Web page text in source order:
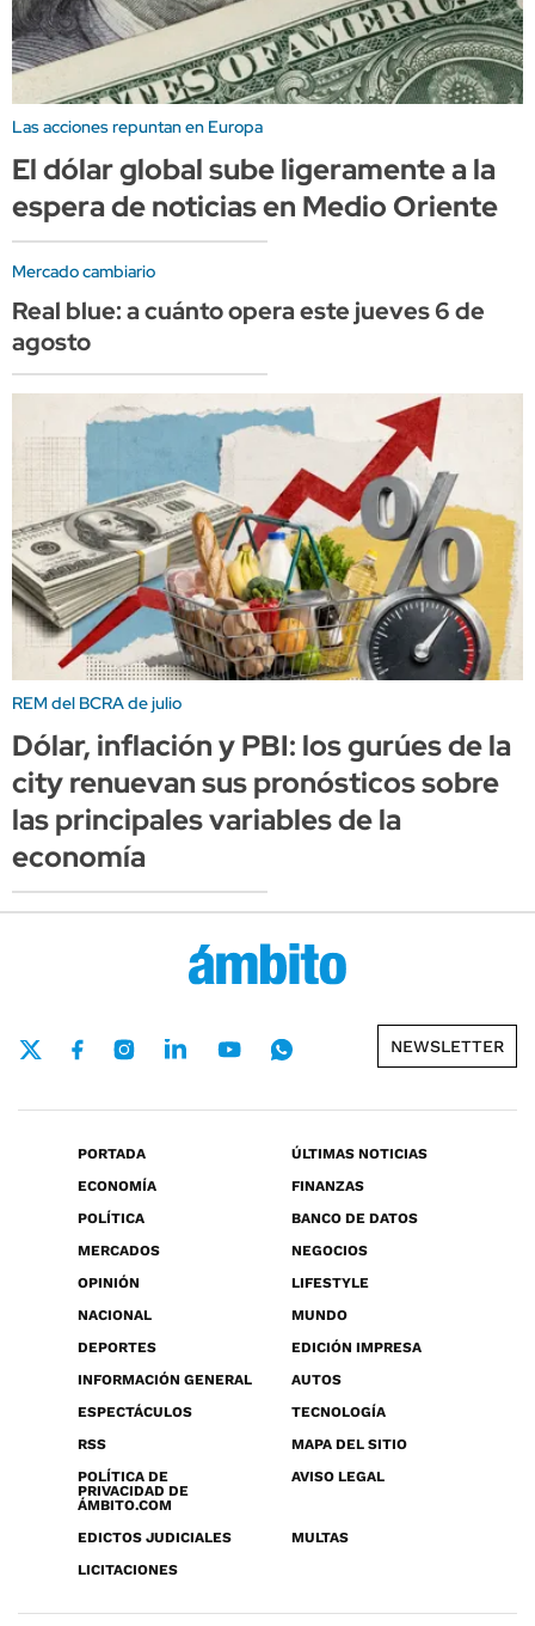
Las acciones repuntan en Europa
El dólar global sube ligeramente a la
espera de noticias en Medio Oriente
Mercado cambiario
Real blue: a cuánto opera este jueves 6 de
agosto
REM del BCRA de julio
Dólar, inflación y PBI: los gurúes de la
city renuevan sus pronósticos sobre
las principales variables de la
economía
NEWSLETTER
PORTADA
ÚLTIMAS NOTICIAS
ECONOMÍA
FINANZAS
POLÍTICA
BANCO DE DATOS
MERCADOS
NEGOCIOS
OPINIÓN
LIFESTYLE
NACIONAL
MUNDO
DEPORTES
EDICIÓN IMPRESA
INFORMACIÓN GENERAL
AUTOS
ESPECTÁCULOS
TECNOLOGÍA
RSS
MAPA DEL SITIO
POLÍTICA DE
PRIVACIDAD DE
ÁMBITO.COM
AVISO LEGAL
EDICTOS JUDICIALES
MULTAS
LICITACIONES